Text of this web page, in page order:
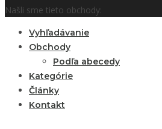
Našli sme tieto obchody:
Vyhľadávanie
Obchody
Podľa abecedy
Kategórie
Články
Kontakt